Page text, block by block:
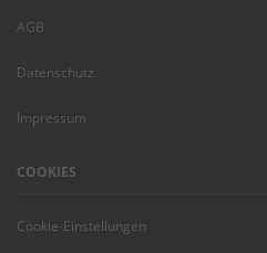
AGB
Datenschutz
Impressum
COOKIES
Cookie-Einstellungen